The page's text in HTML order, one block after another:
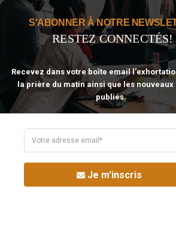
Recevoir Notre Newsletter
The real voyage of discovery consists not in
seeing with new eyes. All journeys have
which the traveler is unaware.
©Fréquence Chrétienne Production
S'ABONNER À NOTRE
RESTEZ CONNECTÉS!
Recevez dans votre boîte email
la prière du matin ainsi que les
publiés.
Je m'inscris